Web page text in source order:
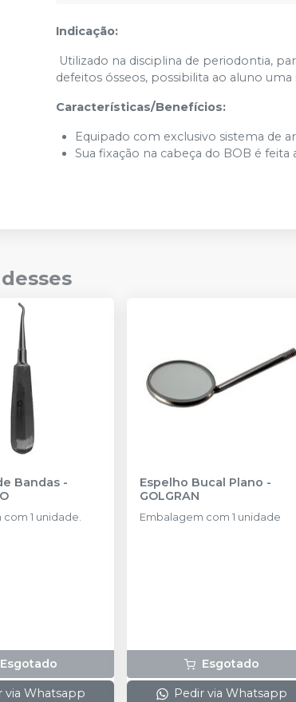
Indicação:
Utilizado na disciplina de periodontia,
defeitos ósseos, possibilita ao aluno
Características/Benefícios:
Equipado com exclusivo sistema de
Sua fixação na cabeça do BOB é
Bandas -
1 unidade.
Esgotado
via Whatsapp
Espelho Bucal Plano -
GOLGRAN
Embalagem com 1 unidade
Esgotado
Pedir via Whatsapp